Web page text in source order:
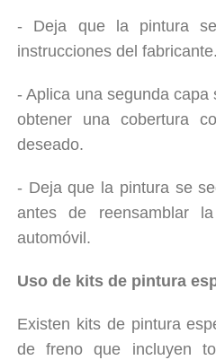
- Deja que la pintura
instrucciones del fabricante.
- Aplica una segunda capa
obtener una cobertura
deseado.
- Deja que la pintura se
antes de reensamblar
automóvil.
Uso de kits de pintura
Existen kits de pintura
de freno que incluyen